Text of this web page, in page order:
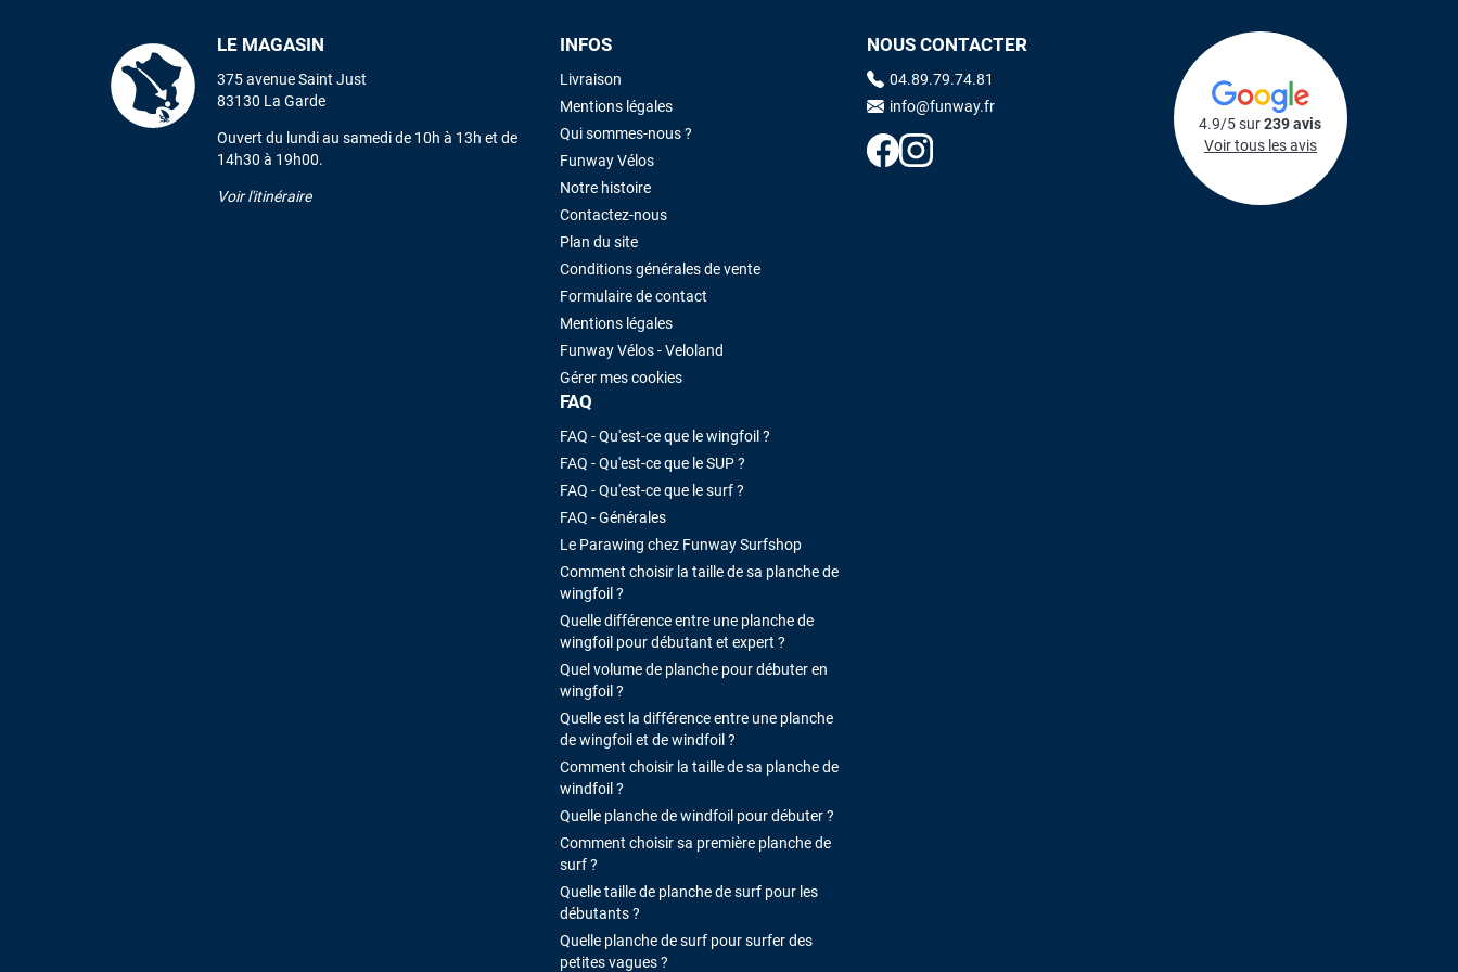
LE MAGASIN
375 avenue Saint Just
83130 La Garde
Ouvert du lundi au samedi de 10h à 13h et de
14h30 à 19h00.
Voir l'itinéraire
INFOS
Livraison
Mentions légales
Qui sommes-nous ?
Funway Vélos
Notre histoire
Contactez-nous
Plan du site
Conditions générales de vente
Formulaire de contact
Mentions légales
Funway Vélos - Veloland
Gérer mes cookies
FAQ
FAQ - Qu'est-ce que le wingfoil ?
FAQ - Qu'est-ce que le SUP ?
FAQ - Qu'est-ce que le surf ?
FAQ - Générales
Le Parawing chez Funway Surfshop
Comment choisir la taille de sa planche de
wingfoil ?
Quelle différence entre une planche de
wingfoil pour débutant et expert ?
Quel volume de planche pour débuter en
wingfoil ?
Quelle est la différence entre une planche
de wingfoil et de windfoil ?
Comment choisir la taille de sa planche de
windfoil ?
Quelle planche de windfoil pour débuter ?
Comment choisir sa première planche de
surf ?
Quelle taille de planche de surf pour les
débutants ?
Quelle planche de surf pour surfer des
petites vagues ?
NOUS CONTACTER
04.89.79.74.81
info@funway.fr
4.9/5 sur239 avis
Voir tous les avis
Maronui RICHMOND
il y a 3 mois
J'ai acheté une voile d'occasion depuis Tahiti. Super service. L'envoi a
été rapide. La voile est arrivée en super état. Mauruuru roa.
VOIR TOUS LES AVIS